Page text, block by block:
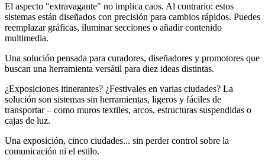
El aspecto "extravagante" no implica caos. Al contrario: estos
sistemas están diseñados con precisión para cambios rápidos. Puedes
reemplazar gráficas, iluminar secciones o añadir contenido
multimedia.
Una solución pensada para curadores, diseñadores y promotores que
buscan una herramienta versátil para diez ideas distintas.
¿Exposiciones itinerantes? ¿Festivales en varias ciudades? La
solución son sistemas sin herramientas, ligeros y fáciles de
transportar – como muros textiles, arcos, estructuras suspendidas o
cajas de luz.
Una exposición, cinco ciudades... sin perder control sobre la
comunicación ni el estilo.